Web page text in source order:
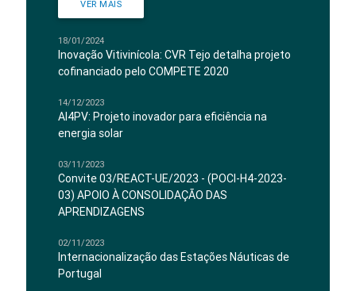
VER MAIS
18/01/2024
Inovação Vitivinícola: CVR Tejo detalha projeto
cofinanciado pelo COMPETE 2020
14/12/2023
AI4PV: Projeto inovador para eficiência na
energia solar
03/11/2023
Convite 03/REACT-UE/2023 - (POCI-H4-2023-
03) APOIO À CONSOLIDAÇÃO DAS
APRENDIZAGENS
02/11/2023
Internacionalização das Estações Náuticas de
Portugal